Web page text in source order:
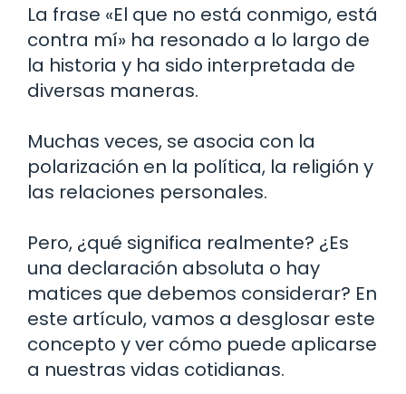
La frase «El que no está conmigo, está
contra mí» ha resonado a lo largo de
la historia y ha sido interpretada de
diversas maneras.
Muchas veces, se asocia con la
polarización en la política, la religión y
las relaciones personales.
Pero, ¿qué significa realmente? ¿Es
una declaración absoluta o hay
matices que debemos considerar? En
este artículo, vamos a desglosar este
concepto y ver cómo puede aplicarse
a nuestras vidas cotidianas.